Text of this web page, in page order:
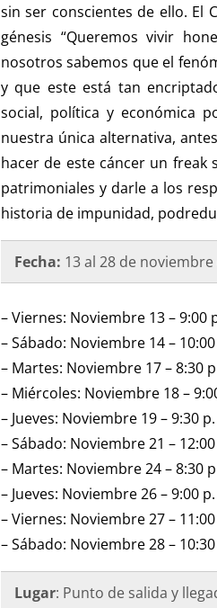
sin ser conscientes de ello. El
génesis “Queremos vivir
nosotros sabemos que el
y que este está tan
social, política y económica
nuestra única alternativa,
hacer de este cáncer un freak
patrimoniales y darle a los
historia de impunidad,
Fecha: 13 al 28 de noviembre
– Viernes: Noviembre 13 – 9:00
– Sábado: Noviembre 14 –
– Martes: Noviembre 17 – 8:30
– Miércoles: Noviembre 18 –
– Jueves: Noviembre 19 – 9:30
– Sábado: Noviembre 21 –
– Martes: Noviembre 24 – 8:30
– Jueves: Noviembre 26 – 9:00
– Viernes: Noviembre 27 –
– Sábado: Noviembre 28 –
Lugar: Punto de salida y